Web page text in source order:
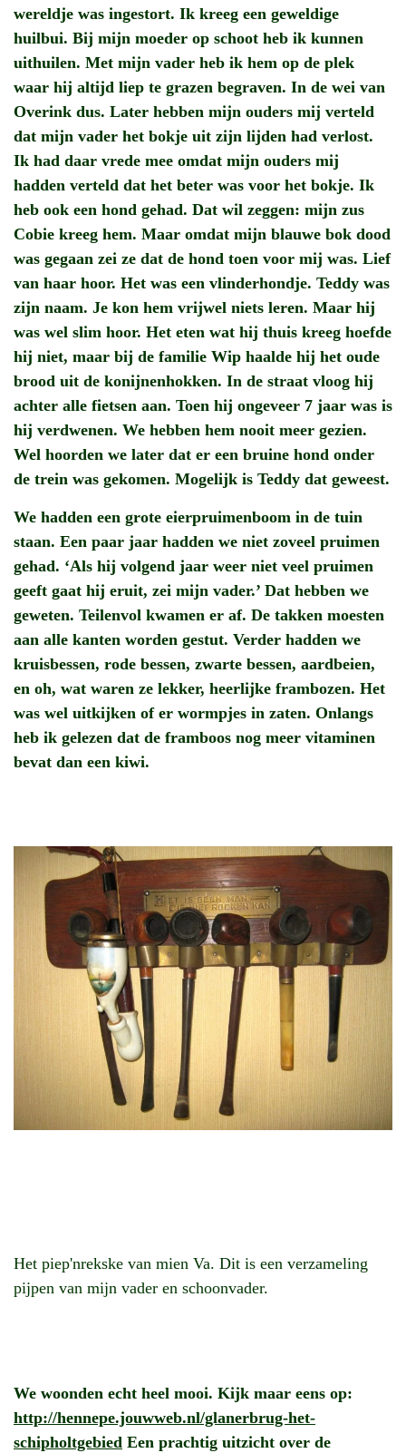
wereldje was ingestort. Ik kreeg een geweldige
huilbui. Bij mijn moeder op schoot heb ik kunnen
uithuilen. Met mijn vader heb ik hem op de plek
waar hij altijd liep te grazen begraven. In de wei van
Overink dus. Later hebben mijn ouders mij verteld
dat mijn vader het bokje uit zijn lijden had verlost.
Ik had daar vrede mee omdat mijn ouders mij
hadden verteld dat het beter was voor het bokje. Ik
heb ook een hond gehad. Dat wil zeggen: mijn zus
Cobie kreeg hem. Maar omdat mijn blauwe bok dood
was gegaan zei ze dat de hond toen voor mij was. Lief
van haar hoor. Het was een vlinderhondje. Teddy was
zijn naam. Je kon hem vrijwel niets leren. Maar hij
was wel slim hoor. Het eten wat hij thuis kreeg hoefde
hij niet, maar bij de familie Wip haalde hij het oude
brood uit de konijnenhokken. In de straat vloog hij
achter alle fietsen aan. Toen hij ongeveer 7 jaar was is
hij verdwenen. We hebben hem nooit meer gezien.
Wel hoorden we later dat er een bruine hond onder
de trein was gekomen. Mogelijk is Teddy dat geweest.
We hadden een grote eierpruimenboom in de tuin
staan. Een paar jaar hadden we niet zoveel pruimen
gehad. ‘Als hij volgend jaar weer niet veel pruimen
geeft gaat hij eruit, zei mijn vader.’ Dat hebben we
geweten. Teilenvol kwamen er af. De takken moesten
aan alle kanten worden gestut. Verder hadden we
kruisbessen, rode bessen, zwarte bessen, aardbeien,
en oh, wat waren ze lekker, heerlijke frambozen. Het
was wel uitkijken of er wormpjes in zaten. Onlangs
heb ik gelezen dat de framboos nog meer vitaminen
bevat dan een kiwi.
Het piep'nrekske van mien Va. Dit is een verzameling
pijpen van mijn vader en schoonvader.
We woonden echt heel mooi. Kijk maar eens op:
http://hennepe.jouwweb.nl/glanerbrug-het-
schipholtgebied Een prachtig uitzicht over de